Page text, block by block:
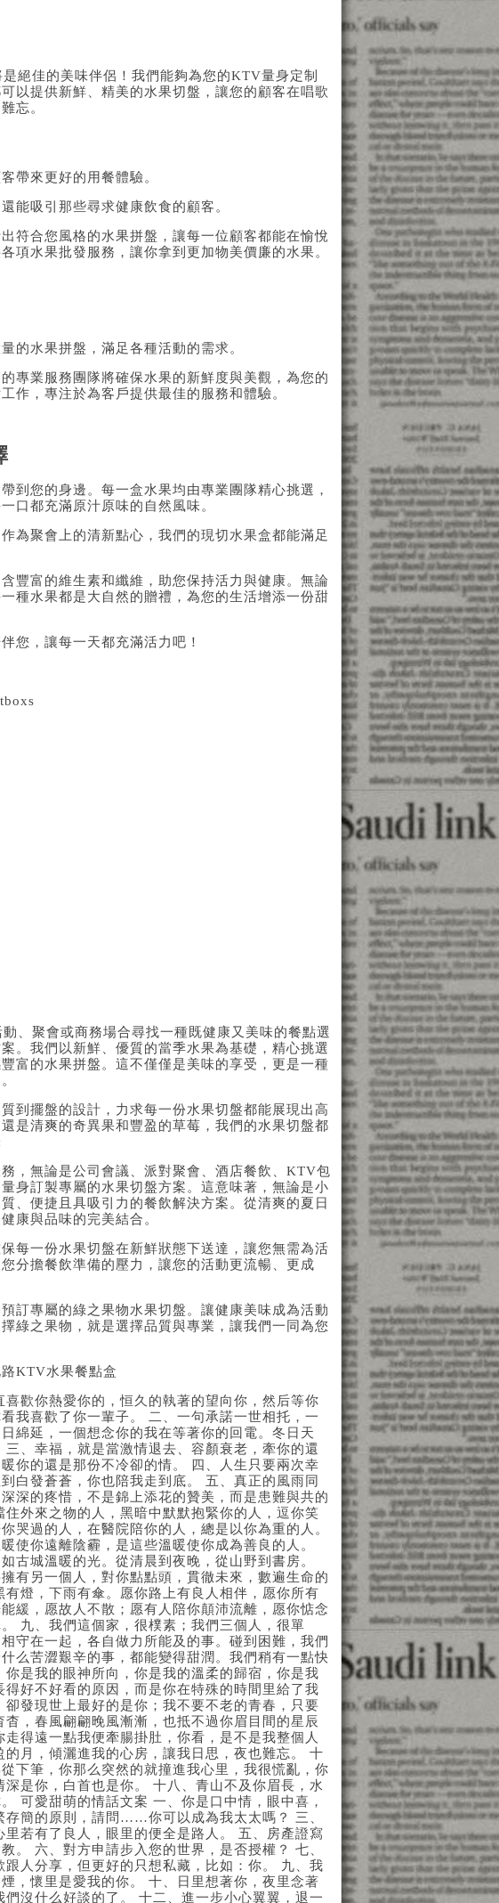
絕佳的美味伴侶！我們能夠為您的KTV量身定制
以提供新鮮、精美的水果切盤，讓您的顧客在唱歌
忘。
帶來更好的用餐體驗。
能吸引那些尋求健康飲食的顧客。
符合您風格的水果拼盤，讓每一位顧客都能在愉悅
項水果批發服務，讓你拿到更加物美價廉的水果。
的水果拼盤，滿足各種活動的需求。
專業服務團隊將確保水果的新鮮度與美觀，為您的
作，專注於為客戶提供最佳的服務和體驗。
到您的身邊。每一盒水果均由專業團隊精心挑選，
口都充滿原汁原味的自然風味。
為聚會上的清新點心，我們的現切水果盒都能滿足
豐富的維生素和纖維，助您保持活力與健康。無論
種水果都是大自然的贈禮，為您的生活增添一份甜
您，讓每一天都充滿活力吧！
、聚會或商務場合尋找一種既健康又美味的餐點選
。我們以新鮮、優質的當季水果為基礎，精心挑選
富的水果拼盤。這不僅僅是美味的享受，更是一種
到擺盤的設計，力求每一份水果切盤都能展現出高
是清爽的奇異果和豐盈的草莓，我們的水果切盤都
，無論是公司會議、派對聚會、酒店餐飲、KTV包
身訂製專屬的水果切盤方案。這意味著，無論是小
、便捷且具吸引力的餐飲解決方案。從清爽的夏日
康與品味的完美結合。
每一份水果切盤在新鮮狀態下送達，讓您無需為活
分擔餐飲準備的壓力，讓您的活動更流暢、更成
訂專屬的綠之果物水果切盤。讓健康美味成為活動
綠之果物，就是選擇品質與專業，讓我們一同為您
KTV水果餐點盒
歡你熱愛你的，恒久的執著的望向你，然后等你
我喜歡了你一輩子。 二、一句承諾一世相托，一
綿延，一個想念你的我在等著你的回電。冬日天
、幸福，就是當激情退去、容顏衰老，牽你的還
你的還是那份不冷卻的情。 四、人生只要兩次幸
白發蒼蒼，你也陪我走到底。 五、真正的風雨同
深的疼惜，不是錦上添花的贊美，而是患難與共的
外來之物的人，黑暗中默默抱緊你的人，逗你笑
哭過的人，在醫院陪你的人，總是以你為重的人。
使你遠離陰霾，是這些溫暖使你成為善良的人。
古城溫暖的光。從清晨到夜晚，從山野到書房。
有另一個人，對你點點頭，貫徹未來，數遍生命的
燈，下雨有傘。愿你路上有良人相伴，愿你所有
緩，愿故人不散；愿有人陪你顛沛流離，愿你惦念
九、我們這個家，很樸素；我們三個人，很單
守在一起，各自做力所能及的事。碰到困難，我們
么苦澀艱辛的事，都能變得甜潤。我們稍有一點快
是我的眼神所向，你是我的溫柔的歸宿，你是我
好不好看的原因，而是你在特殊的時間里給了我
發現世上最好的是你；我不要不老的青春，只要
，春風翩翩晚風漸漸，也抵不過你眉目間的星辰
得遠一點我便牽腸掛肚，你看，是不是我整個人
月，傾灑進我的心房，讓我日思，夜也難忘。 十
下筆，你那么突然的就撞進我心里，我很慌亂，你
是你，白首也是你。 十八、青山不及你眉長，水
可愛甜萌的情話文案 一、你是口中情，眼中喜，
簡的原則，請問……你可以成為我太太嗎？ 三、
若有了良人，眼里的便全是路人。 五、房產證寫
。 六、對方申請步入您的世界，是否授權？ 七、
人分享，但更好的只想私藏，比如：你。 九、我
，懷里是愛我的你。 十、日里想著你，夜里念著
沒什么好談的了。 十二、進一步小心翼翼，退一